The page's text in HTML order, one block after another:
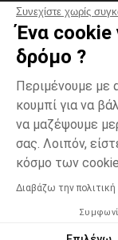
Συνεχίστε χωρίς
Ένα cookie
δρόμο ?
Περιμένουμε με
κουμπί για να
να μαζέψουμε
σας. Λοιπόν,
κόσμο των
Διαβάζω την
Εκρού
H Orchestra
μεσολάβησης της